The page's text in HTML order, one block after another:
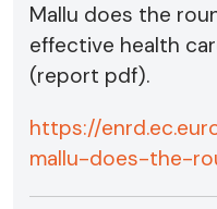
Mallu does the
effective health
(report pdf).
https://
mallu-does-the-